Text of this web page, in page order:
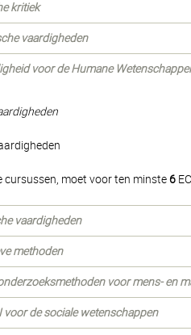
kritiek
vaardigheden
voor de Humane
cursussen, moet voor ten minste6
vaardigheden
methoden
voor mens- en
voor de sociale wetenschappen